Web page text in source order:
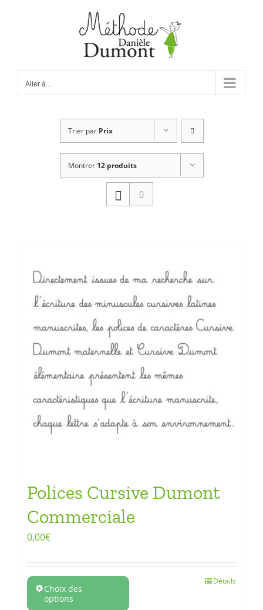
Aller à...
Trier par Prix
Montrer 12 produits
Polices Cursive Dumont
Commerciale
0,00€
Choix des
options
Détails